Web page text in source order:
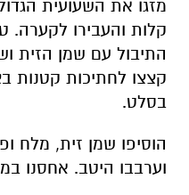
מזגו את השעועית
קלות והעבירו לקערה.
התיבול עם שמן הזית
קצצו לחתיכות קטנות
בסלט.
הוסיפו שמן זית, מלח
וערבבו היטב. אחסנו